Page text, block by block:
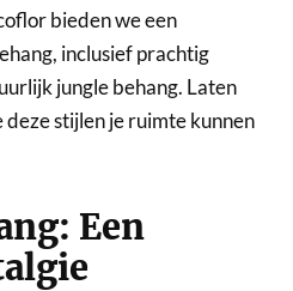
bieden we een
inclusief prachtig
jungle behang. Laten
deze stijlen je ruimte kunnen
Een